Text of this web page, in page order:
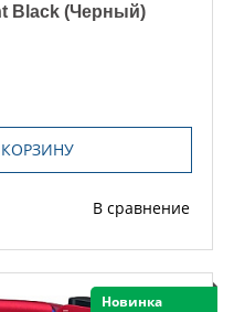
Black (Черный)
В сравнение
Новинка